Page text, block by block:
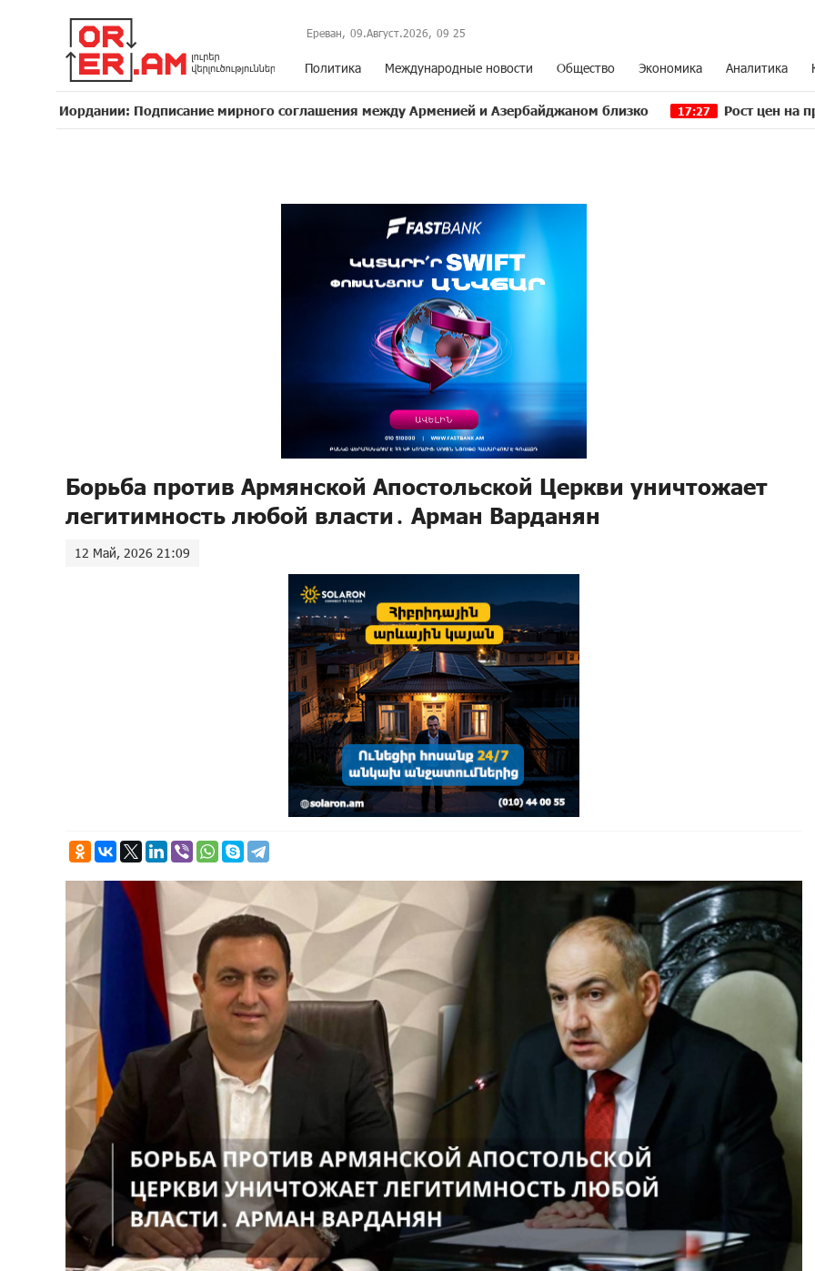
Ереван, 09.Август.2026, 09 25
Политика Международные новости Общество Экономика Аналитика
Подписание мирного соглашения между Арменией и Азербайджаном близко 17:27 Рост цен на продукты в
Борьба против Армянской Апостольской Церкви уничтожает
легитимность любой власти․ Арман Варданян
12 Май, 2026 21:09